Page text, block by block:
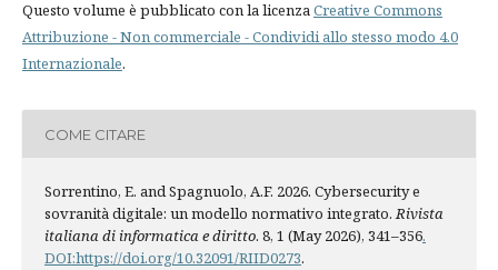
Questo volume è pubblicato con la licenzaCreative Commons
Attribuzione - Non commerciale - Condividi allo stesso modo 4.0
Internazionale.
COME CITARE
Sorrentino, E. and Spagnuolo, A.F. 2026. Cybersecurity e
sovranità digitale: un modello normativo integrato.Rivista
italiana di informatica e diritto. 8, 1 (May 2026), 341–356.
DOI:https://doi.org/10.32091/RIID0273.